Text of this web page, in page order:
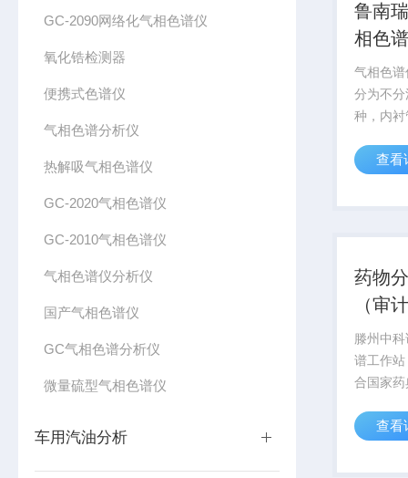
GC-2090网络化气相色谱仪
氧化锆检测器
便携式色谱仪
气相色谱分析仪
热解吸气相色谱仪
GC-2020气相色谱仪
GC-2010气相色谱仪
气相色谱仪分析仪
国产气相色谱仪
GC气相色谱分析仪
微量硫型气相色谱仪
车用汽油分析
鲁南
相色
气相色
分为不
种，内
器有限
量稳定
查看
药物
（审
滕州中
谱工作
合国家
的要求
步操作
查看